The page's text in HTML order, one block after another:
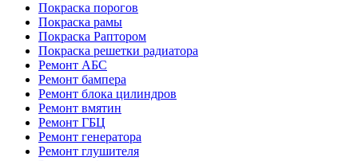
Покраска порогов
Покраска рамы
Покраска Раптором
Покраска решетки радиатора
Ремонт АБС
Ремонт бампера
Ремонт блока цилиндров
Ремонт вмятин
Ремонт ГБЦ
Ремонт генератора
Ремонт глушителя